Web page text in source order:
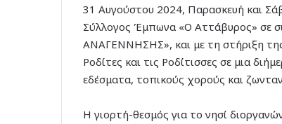
31 Αυγούστου 2024, Παρασκευή και
Σύλλογος Έμπωνα «Ο Αττάβυρος» σε
ΑΝΑΓΕΝΝΗΣΗΣ», και με τη στήριξη
Ροδίτες και τις Ροδίτισσες σε μια
εδέσματα, τοπικούς χορούς και
Η γιορτή-θεσμός για το νησί